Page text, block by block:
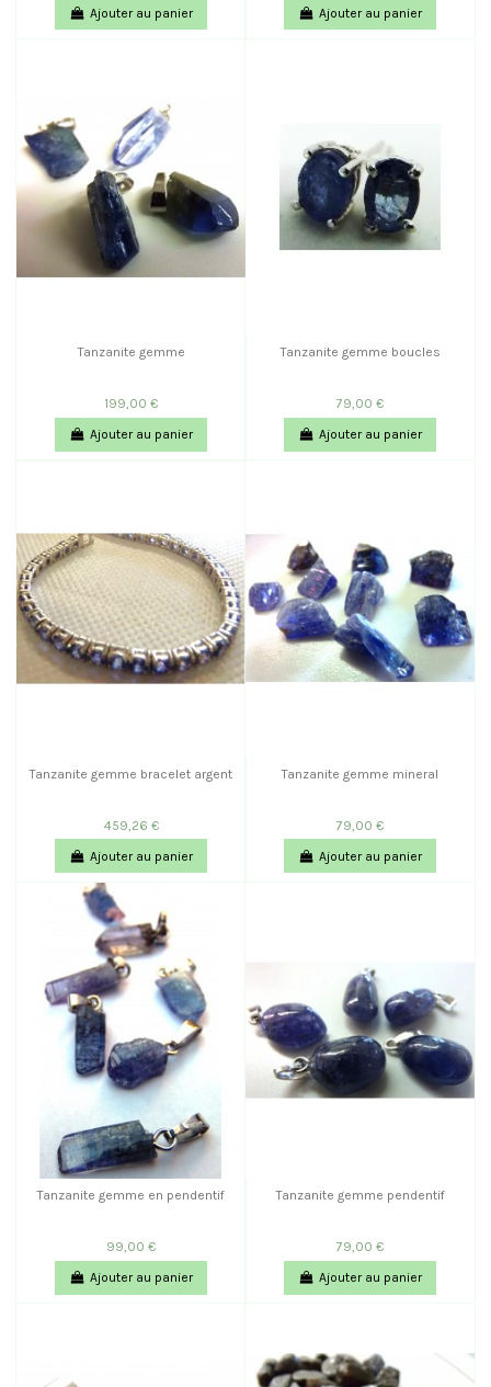
Ajouter au panier Ajouter au panier
Tanzanite gemme
199,00 €
Ajouter au panier
Tanzanite gemme boucles
79,00 €
Ajouter au panier
Tanzanite gemme bracelet argent
459,26 €
Ajouter au panier
Tanzanite gemme mineral
79,00 €
Ajouter au panier
Tanzanite gemme en pendentif
99,00 €
Ajouter au panier
Tanzanite gemme pendentif
79,00 €
Ajouter au panier